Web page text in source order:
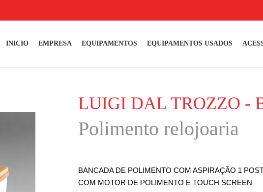
INICIO EMPRESA EQUIPAMENTOS EQUIPAMENTOS USADOS
LUIGI DAL TROZZO -
Polimento relojoaria
BANCADA DE POLIMENTO COM ASPIRAÇÃO 1
COM MOTOR DE POLIMENTO E TOUCH SCREEN